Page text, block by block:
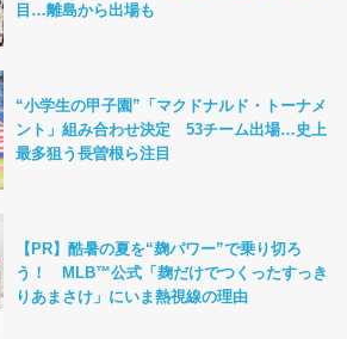
目…離島から出場も
“小学生の甲子園”「マクドナルド・トーナメ
ント」組み合わせ決定 53チーム出場…史上
最多狙う長曽根ら注目
【PR】酷暑の夏を“麹パワー”で乗り切ろ
う！ MLB™公式「麹だけでつくったすっき
りあまさけ」にいま熱視線の理由